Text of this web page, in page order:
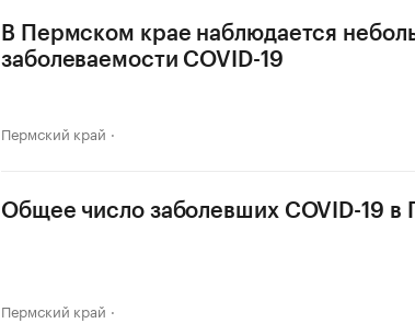
В Пермском крае наблюдается
заболеваемости COVID-19
Пермский край
Общее число заболевших COVID-19
Пермский край